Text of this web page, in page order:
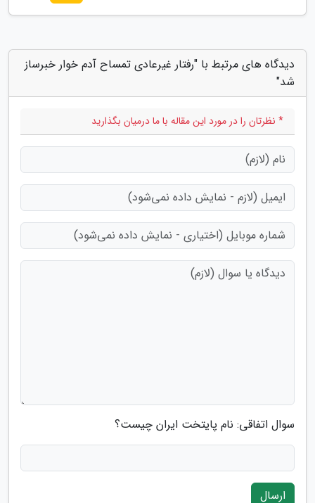
دیدگاه های مرتبط با "رفتار غیرعادی تمساح آدم خوار خبرساز
شد"
* نظرتان را در مورد این مقاله با ما درمیان بگذارید
سوال اتفاقی: نام پایتخت ایران چیست؟
ارسال